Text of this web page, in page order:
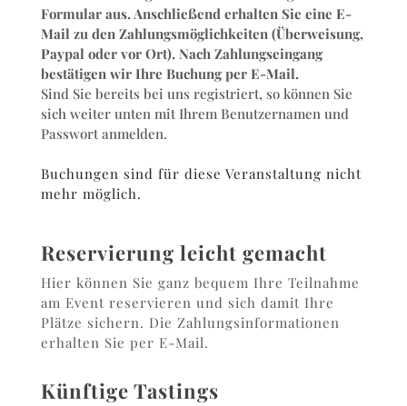
Formular aus. Anschließend erhalten Sie eine E-
Mail zu den Zahlungsmöglichkeiten (Überweisung,
Paypal oder vor Ort). Nach Zahlungseingang
bestätigen wir Ihre Buchung per E-Mail.
Sind Sie bereits bei uns registriert, so können Sie
sich weiter unten mit Ihrem Benutzernamen und
Passwort anmelden.
Buchungen sind für diese Veranstaltung nicht
mehr möglich.
Reservierung leicht gemacht
Hier können Sie ganz bequem Ihre Teilnahme
am Event reservieren und sich damit Ihre
Plätze sichern. Die Zahlungsinformationen
erhalten Sie per E-Mail.
Künftige Tastings